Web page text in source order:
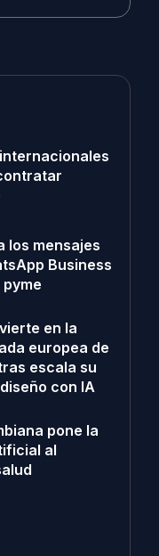
los mensajes
Business
en la
europea de
escala su
con IA
pone la
al